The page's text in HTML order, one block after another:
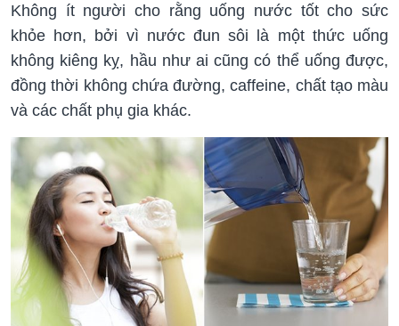
Không ít người cho rằng uống nước tốt cho sức
khỏe hơn, bởi vì nước đun sôi là một thức uống
không kiêng kỵ, hầu như ai cũng có thể uống được,
đồng thời không chứa đường, caffeine, chất tạo màu
và các chất phụ gia khác.